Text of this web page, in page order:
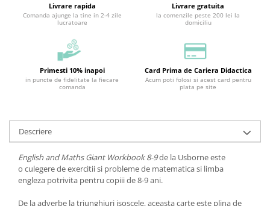
Livrare rapida
Comanda ajunge la tine in 2-4 zile
lucratoare
Livrare gratuita
la comenzile peste 200 lei la
domiciliu
Primesti 10% inapoi
in puncte de fidelitate la fiecare
comanda
Card Prima de Cariera Didactica
Acum poti folosi si acest card pentru
plata pe site
Descriere
English and Maths Giant Workbook 8-9de la Usborne este
o culegere de exercitii si probleme de matematica si limba
engleza potrivita pentru copiii de 8-9 ani.
De la adverbe la triunghiuri isoscele, aceasta carte este plina de